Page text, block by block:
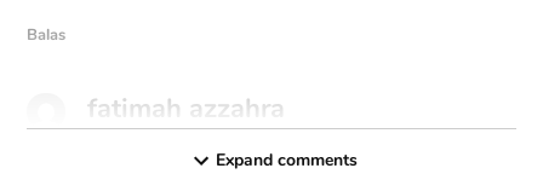
Balas
fatimah azzahra
Expand comments